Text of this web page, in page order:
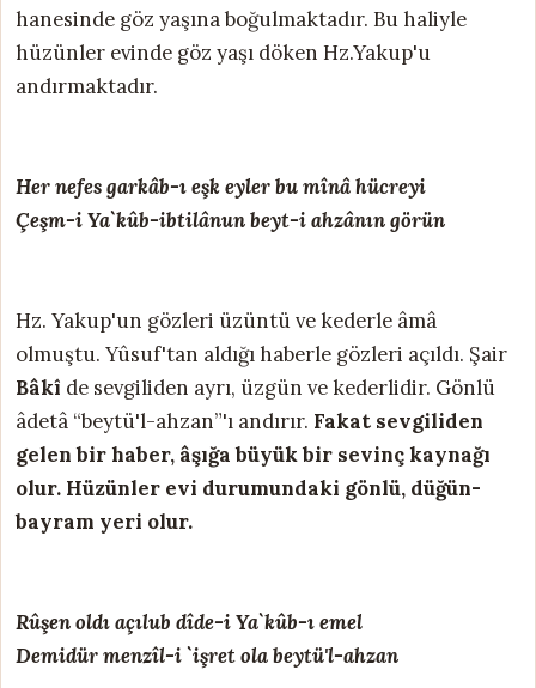
hanesinde göz yaşına boğulmaktadır. Bu haliyle
hüzünler evinde göz yaşı döken Hz.Yakup'u
andırmaktadır.
Her nefes garkâb-ı eşk eyler bu mînâ hücreyi
Çeşm-i Ya`kûb-ibtilânun beyt-i ahzânın görün
Hz. Yakup'un gözleri üzüntü ve kederle âmâ
olmuştu. Yûsuf'tan aldığı haberle gözleri açıldı. Şair
Bâkî de sevgiliden ayrı, üzgün ve kederlidir. Gönlü
âdetâ “beytü'l-ahzan”'ı andırır. Fakat sevgiliden
gelen bir haber, âşığa büyük bir sevinç kaynağı
olur. Hüzünler evi durumundaki gönlü, düğün-
bayram yeri olur.
Rûşen oldı açılub dîde-i Ya`kûb-ı emel
Demidür menzîl-i `işret ola beytü'l-ahzan